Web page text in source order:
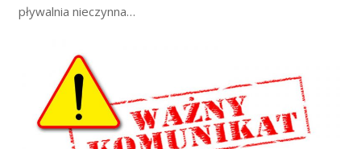
pływalnia nieczynna…